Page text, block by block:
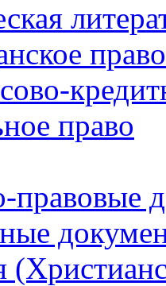
право
право
правовые